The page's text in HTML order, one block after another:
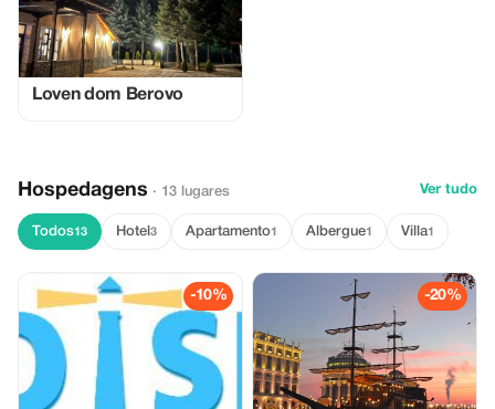
Loven dom Berovo
Hospedagens · 13 lugares Ver tudo
Todos13 Hotel 3 Apartamento1 Albergue1 Villa1
-10% -20%